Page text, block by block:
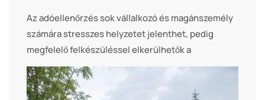
Az adóellenőrzés sok vállalkozó és magánszemély
számára stresszes helyzetet jelenthet, pedig
megfelelő felkészüléssel elkerülhetők a